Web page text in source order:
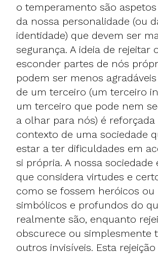
o temperamento são
da nossa personalidade (ou
identidade) que devem ser
segurança. A ideia de rejeitar
esconder partes de nós
podem ser menos
de um terceiro (um terceiro
um terceiro que pode nem
a olhar para nós) é reforçada
contexto de uma sociedade
estar a ter dificuldades em
si própria. A nossa sociedade
que considera virtudes e
como se fossem heróicos ou
simbólicos e profundos do
realmente são, enquanto
obscurece ou simplesmente
outros invisíveis. Esta